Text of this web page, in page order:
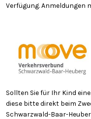
Verfügung. Anmeldungen
Sollten Sie für Ihr Kind
diese bitte direkt beim
Schwarzwald-Baar-